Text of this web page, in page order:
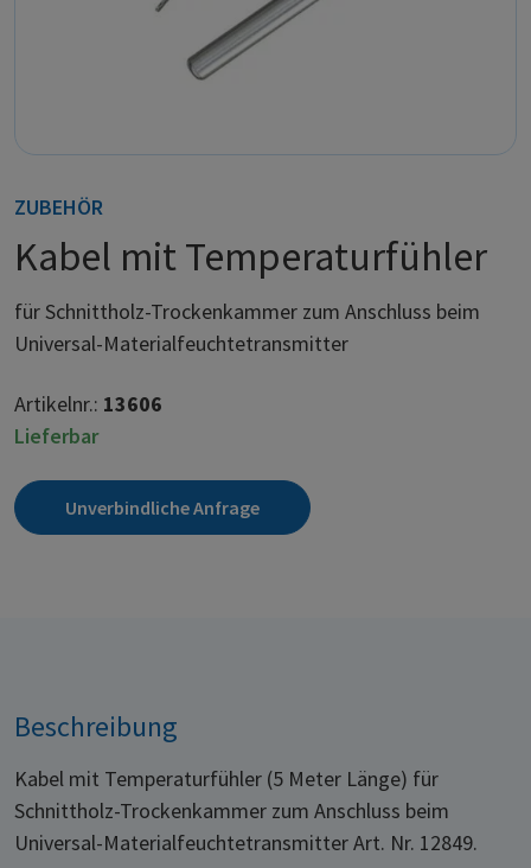
ZUBEHÖR
Kabel mit Temperaturfühler
für Schnittholz-Trockenkammer zum Anschluss beim
Universal-Materialfeuchtetransmitter
Artikelnr.: 13606
Lieferbar
Unverbindliche Anfrage
Beschreibung
Kabel mit Temperaturfühler (5 Meter Länge) für
Schnittholz-Trockenkammer zum Anschluss beim
Universal-Materialfeuchtetransmitter Art. Nr. 12849.